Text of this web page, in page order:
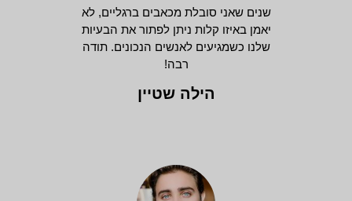
שנים שאני סובלת מכאבים ברגליים, לא
יאמן באיזו קלות ניתן לפתור את הבעיות
שלנו כשמגיעים לאנשים הנכונים. תודה
רבה!
הילה שטיין